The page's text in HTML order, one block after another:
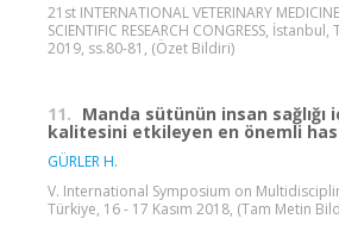
21st INTERNATIONAL VETERINARY
SCIENTIFIC RESEARCH CONGRESS,
2019, ss.80-81, (Özet Bildiri)
11. Manda sütünün insan sağlığı
kalitesini etkileyen en önemli
GÜRLER H.
V. International Symposium on
Türkiye, 16 - 17 Kasım 2018, (Tam Metin